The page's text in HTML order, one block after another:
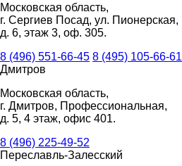
Московская область,
г. Сергиев Посад, ул. Пионерская,
д. 6, этаж 3, оф. 305.
8 (496) 551-66-45 8 (495) 105-66-61
Дмитров
Московская область,
г. Дмитров, Профессиональная,
д. 5, 4 этаж, офис 401.
8 (496) 225-49-52
Переславль-Залесский